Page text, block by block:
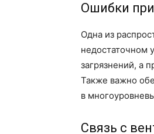
Ошибки
Одна из
недостаточном
загрязнений, а
Также важно
в
Связь с